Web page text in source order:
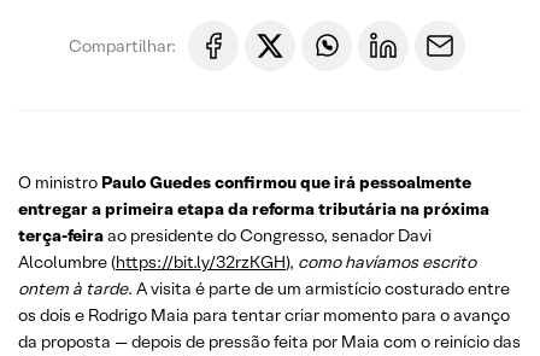
Compartilhar:
O ministro Paulo Guedes confirmou que irá pessoalmente
entregar a primeira etapa da reforma tributária na próxima
terça-feiraao presidente do Congresso, senador Davi
Alcolumbre (https://bit.ly/32rzKGH), como havíamos escrito
ontem à tarde. A visita é parte de um armistício costurado entre
os dois e Rodrigo Maia para tentar criar momento para o avanço
da proposta — depois de pressão feita por Maia com o reinício das